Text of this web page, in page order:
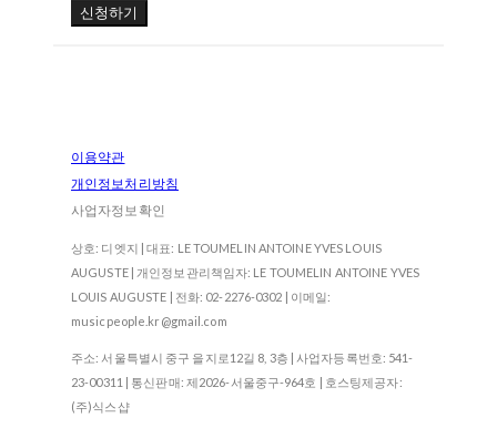
신청하기
이용약관
개인정보처리방침
사업자정보확인
상호: 디엣지 | 대표: LE TOUMELIN ANTOINE YVES LOUIS
AUGUSTE | 개인정보관리책임자: LE TOUMELIN ANTOINE YVES
LOUIS AUGUSTE | 전화: 02-2276-0302 | 이메일:
musicpeople.kr@gmail.com
주소: 서울특별시 중구 을지로12길 8, 3층 | 사업자등록번호: 541-
23-00311 | 통신판매: 제2026-서울중구-964호 | 호스팅제공자:
(주)식스샵